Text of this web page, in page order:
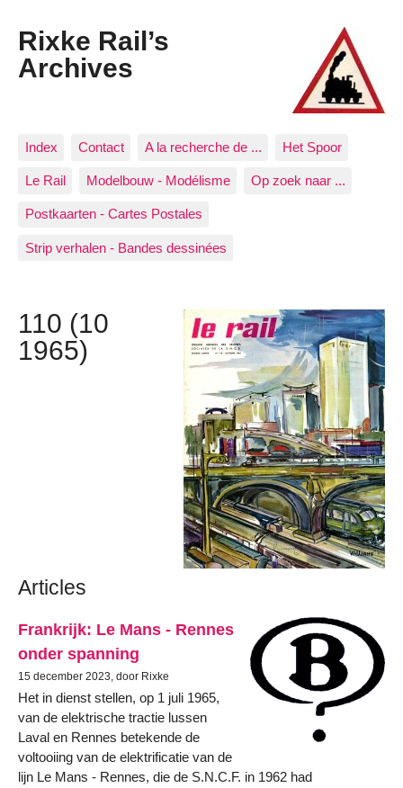
Rixke Rail’s
Archives
Index Contact A la recherche de ... Het Spoor
Le Rail Modelbouw - Modélisme Op zoek naar ...
Postkaarten - Cartes Postales
Strip verhalen - Bandes dessinées
110 (10
1965)
Articles
Frankrijk: Le Mans - Rennes
onder spanning
15 december 2023, door Rixke
Het in dienst stellen, op 1 juli 1965,
van de elektrische tractie lussen
Laval en Rennes betekende de
voltooiing van de elektrificatie van de
lijn Le Mans - Rennes, die de S.N.C.F. in 1962 had